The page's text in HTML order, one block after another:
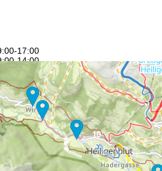
17:00
14:00
chiuso
Consulenza 10
13